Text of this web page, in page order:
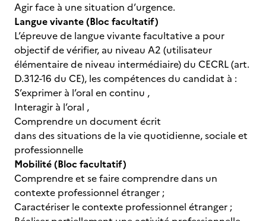
Agir face à une situation d’urgence.
Langue vivante (Bloc facultatif)
L’épreuve de langue vivante facultative a pour
objectif de vérifier, au niveau A2 (utilisateur
élémentaire de niveau intermédiaire) du CECRL (art.
D.312-16 du CE), les compétences du candidat à :
S’exprimer à l’oral en continu ,
Interagir à l’oral ,
Comprendre un document écrit
dans des situations de la vie quotidienne, sociale et
professionnelle
Mobilité (Bloc facultatif)
Comprendre et se faire comprendre dans un
contexte professionnel étranger ;
Caractériser le contexte professionnel étranger ;